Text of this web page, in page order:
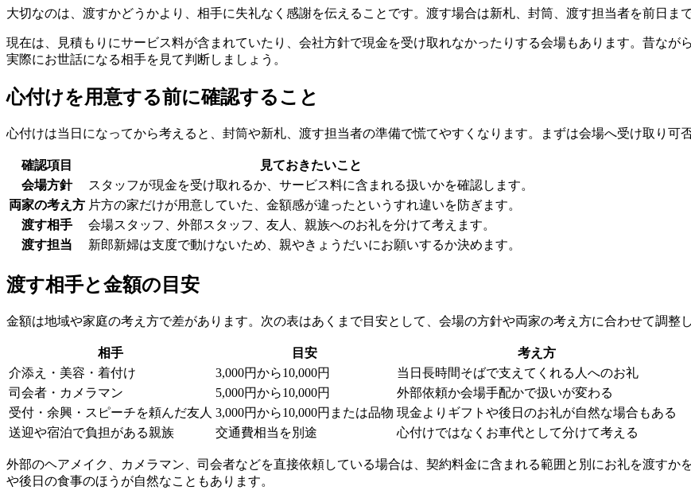
大切なのは、渡すかどうかより、相手に失礼なく感謝を伝えることです。渡す場合は新札、封筒、渡す担当者を前日ま
現在は、見積もりにサービス料が含まれていたり、会社方針で現金を受け取れなかったりする会場もあります。昔なが
実際にお世話になる相手を見て判断しましょう。
心付けを用意する前に確認すること
心付けは当日になってから考えると、封筒や新札、渡す担当者の準備で慌てやすくなります。まずは会場へ受け取り可
確認項目
見ておきたいこと
会場方針
スタッフが現金を受け取れるか、サービス料に含まれる扱いかを確認します。
両家の考え方 片方の家だけが用意していた、金額感が違ったというすれ違いを防ぎます。
渡す相手
会場スタッフ、外部スタッフ、友人、親族へのお礼を分けて考えます。
渡す担当
新郎新婦は支度で動けないため、親やきょうだいにお願いするか決めます。
渡す相手と金額の目安
金額は地域や家庭の考え方で差があります。次の表はあくまで目安として、会場の方針や両家の考え方に合わせて調整し
相手 目安
考え方
介添え・美容・着付け
3,000円から10,000円
当日長時間そばで支えてくれる人へのお礼
司会者・カメラマン
5,000円から10,000円
外部依頼か会場手配かで扱いが変わる
受付・余興・スピーチを頼んだ友人 3,000円から10,000円または品物 現金よりギフトや後日のお礼が自然な場合もある
送迎や宿泊で負担がある親族
交通費相当を別途 心付けではなくお車代として分けて考える
外部のヘアメイク、カメラマン、司会者などを直接依頼している場合は、契約料金に含まれる範囲と別にお礼を渡すか
や後日の食事のほうが自然なこともあります。